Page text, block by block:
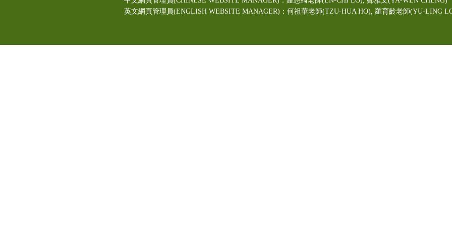
英文網頁管理員(ENGLISH WEBSITE MANAGER)：何祖華老師(TZU-HUA HO), 羅育齡老師(YU-LING